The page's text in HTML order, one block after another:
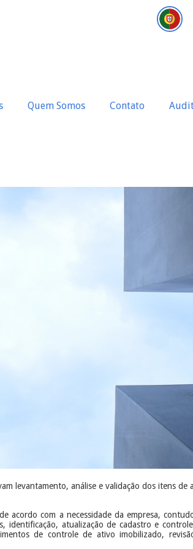
Quem Somos Contato
levantamento, análise e validação dos itens de
acordo com a necessidade da empresa,
identificação, atualização de cadastro e
de controle de ativo imobilizado,